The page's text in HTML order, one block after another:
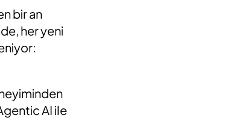
bir an
her yeni
AI ile